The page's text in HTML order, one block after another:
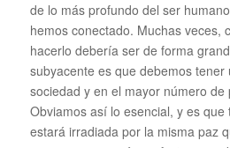
de lo más profundo del ser
hemos conectado. Muchas veces,
hacerlo debería ser de forma
subyacente es que debemos
sociedad y en el mayor número de
Obviamos así lo esencial, y es
estará irradiada por la misma paz